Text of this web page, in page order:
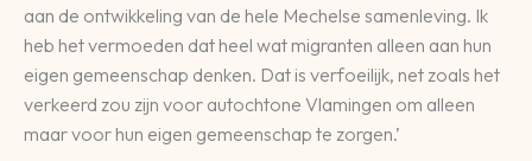
aan de ontwikkeling van de hele Mechelse samenleving. Ik
heb het vermoeden dat heel wat migranten alleen aan hun
eigen gemeenschap denken. Dat is verfoeilijk, net zoals het
verkeerd zou zijn voor autochtone Vlamingen om alleen
maar voor hun eigen gemeenschap te zorgen.’